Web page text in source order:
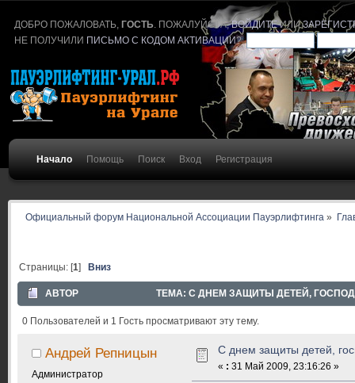
ДОБРО ПОЖАЛОВАТЬ,ГОСТЬ . ПОЖАЛУЙСТА,ВОЙДИТЕИЛИ
НЕ ПОЛУЧИЛИ ПИСЬМО С КОДОМ АКТИВАЦИИ?
Начало Помощь Поиск Вход Регистрация
Официальный форум Национальной Ассоциации Пауэрлифтинга »
Страницы: [1]Вниз
АВТОР ТЕМА: С ДНЕМ ЗАЩИТЫ ДЕТЕЙ,
0 Пользователей и 1 Гость просматривают эту тему.
Андрей Репницын
Администратор
С днем защиты детей,
« : 31 Май 2009, 23:16:26 »